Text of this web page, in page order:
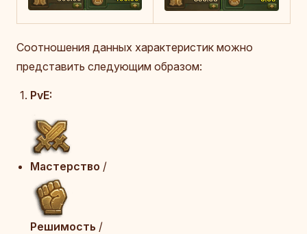
Соотношения данных характеристик можно
представить следующим образом:
PvE:
Мастерство /
Решимость /